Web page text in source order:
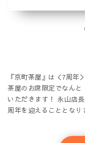
『京町茶屋』は＜7周年
茶屋のお席限定でなん
いただきます！ 永山店
周年を迎えることとな